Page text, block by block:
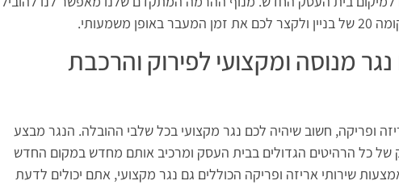
משמעותי.
מנוסה ומקצועי לפירוק והרכבת
ופריקה, חשוב שיהיה לכם נגר מקצועי בכל שלבי ההובלה. הנגר מבצע
של כל הרהיטים הגדולים בבית העסק ומרכיב אותם מחדש במקום החדש
שירותי אריזה ופריקה הכוללים גם נגר מקצועי, אתם יכולים לדעת